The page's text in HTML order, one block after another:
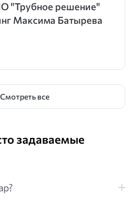
"Трубное решение"
Максима Батырева
Смотреть все
задаваемые